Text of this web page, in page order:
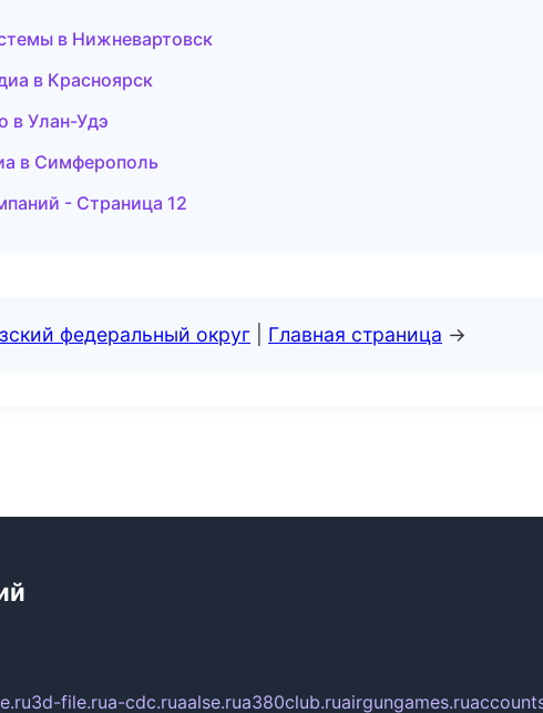
в Нижневартовск
в Красноярск
в Улан-Удэ
в Симферополь
- Страница 12
федеральный округ Главная страница →
3d-file.rua-cdc.ruaalse.rua380club.ruairgungames.ru